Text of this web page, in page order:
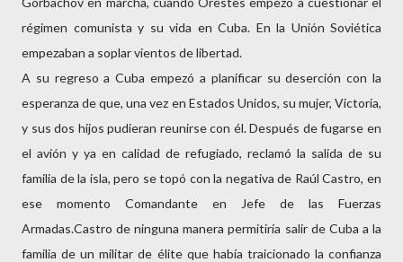
régimen comunista y su vida en Cuba. En la Unión Soviética
empezaban a soplar vientos de libertad.
A su regreso a Cuba empezó a planificar su deserción con la
esperanza de que, una vez en Estados Unidos, su mujer, Victoria,
y sus dos hijos pudieran reunirse con él. Después de fugarse en
el avión y ya en calidad de refugiado, reclamó la salida de su
familia de la isla, pero se topó con la negativa de Raúl Castro, en
ese momento Comandante en Jefe de las Fuerzas
Armadas.Castro de ninguna manera permitiría salir de Cuba a la
familia de un militar de élite que había traicionado la confianza